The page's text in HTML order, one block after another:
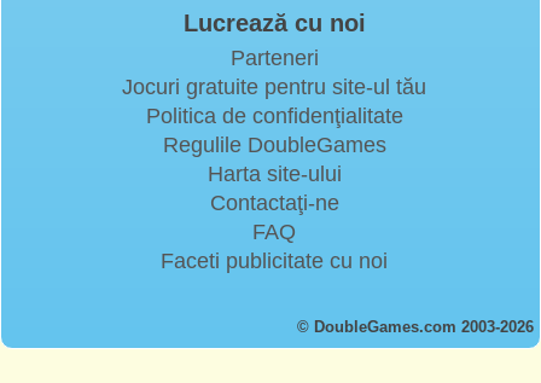
Lucrează cu noi
Parteneri
Jocuri gratuite pentru site-ul tău
Politica de confidenţialitate
Regulile DoubleGames
Harta site-ului
Contactaţi-ne
FAQ
Faceti publicitate cu noi
© DoubleGames.com 2003-2026